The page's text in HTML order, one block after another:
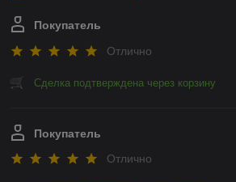
Покупатель
Отлично
Сделка подтверждена через корзину
Покупатель
Отлично